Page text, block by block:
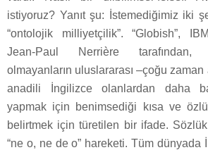
istiyoruz? Yanıt şu: İstemediğimiz iki
“ontolojik milliyetçilik”. “Globish”,
Jean-Paul Nerrière
olmayanların uluslararası –çoğu zaman
anadili İngilizce olanlardan daha
yapmak için benimsediği kısa ve
belirtmek için türetilen bir ifade.
“ne o, ne de o” hareketi. Tüm dünyada